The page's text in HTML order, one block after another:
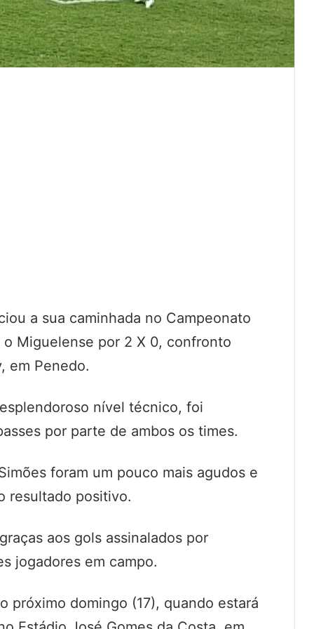
a sua caminhada no Campeonato
Miguelense por 2 X 0, confronto
em Penedo.
nível técnico, foi
por parte de ambos os times.
foram um pouco mais agudos e
resultado positivo.
aos gols assinalados por
jogadores em campo.
próximo domingo (17), quando estará